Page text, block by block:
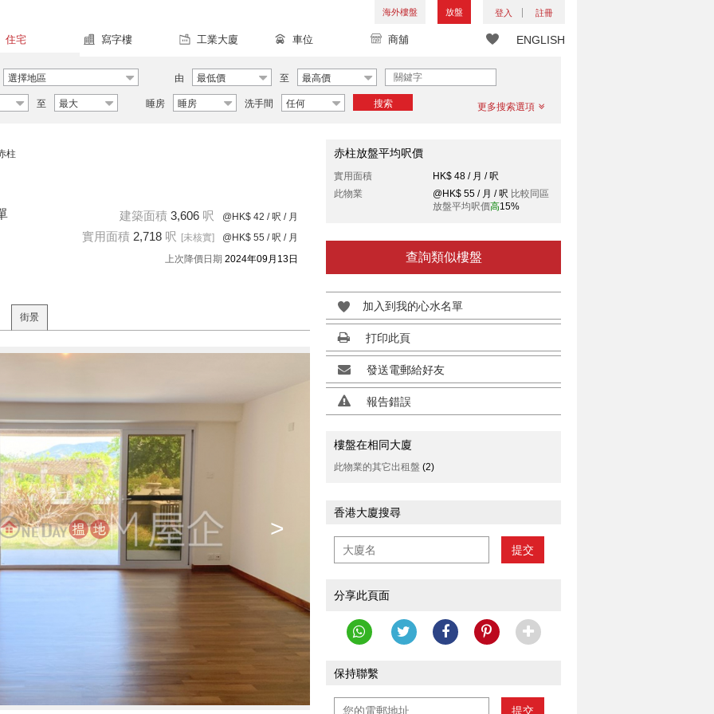
海外樓盤 放盤 登入 註冊
ENGLISH
住宅 寫字樓 工業大廈 車位 商舖
選擇地區 由 最低價 至 最高價
至 最大 睡房 睡房 洗手間 任何 搜索 更多搜索選項
柱
建築面積 3,606 呎 @HK$ 42 / 呎 / 月
實用面積 2,718 呎 [未核實] @HK$ 55 / 呎 / 月
上次降價日期 2024年09月13日
街景
>
赤柱放盤平均呎價
實用面積
HK$ 48 / 月 / 呎
此物業
@HK$ 55 / 月 / 呎 比較同區
放盤平均呎價高15%
查詢類似樓盤
加入到我的心水名單
打印此頁
發送電郵給好友
報告錯誤
樓盤在相同大廈
此物業的其它出租盤 (2)
香港大廈搜尋
提交
分享此頁面
保持聯繫
提交